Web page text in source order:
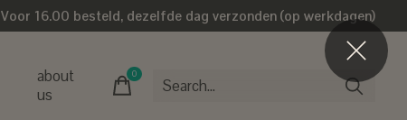
Voor 16.00 besteld, dezelfde dag verzonden (op werkdagen)
about
us
0items